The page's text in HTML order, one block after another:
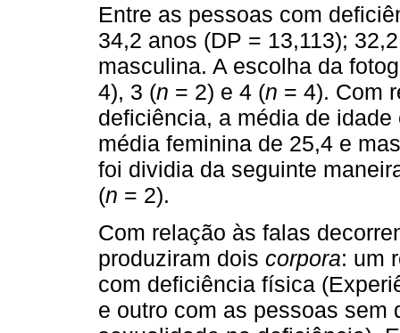
Entre as pessoas com
34,2 anos (DP = 13,113);
masculina. A escolha da
4), 3 (n = 2) e 4 (n = 4). Com
deficiência, a média de
média feminina de 25,4 e
foi dividia da seguinte
(n = 2).
Com relação às falas
produziram dois corpora: um
com deficiência física
e outro com as pessoas sem